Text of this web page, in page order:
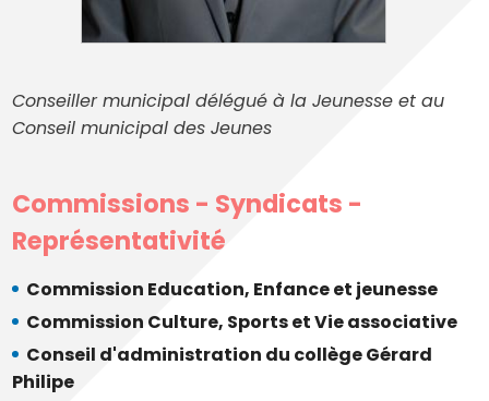
Conseiller municipal délégué à la Jeunesse et au
Conseil municipal des Jeunes
Commissions - Syndicats -
Représentativité
Commission Education, Enfance et jeunesse
Commission Culture, Sports et Vie associative
Conseil d'administration du collège Gérard
Philipe